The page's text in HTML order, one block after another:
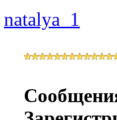
natalya_1